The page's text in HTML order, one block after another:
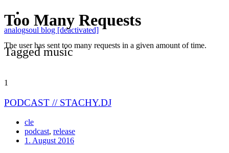
analogsoul blog [deactivated]
Tagged music
1
PODCAST // STACHY.DJ
cle
podcast, release
1. August 2016